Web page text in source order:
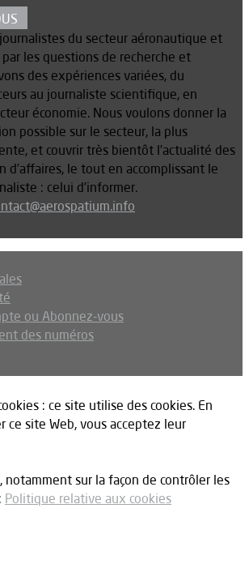
du secteur aéronautique et
les questions de recherche et
des expériences variées, du
au journaliste scientifique, en
économie. Nous voulons donner la
possible sur le secteur, la plus
et couvrir très bientôt l’actualité des
d’affaires, le tout en accomplissant le
: celui d’informer.
ou Abonnez-vous
des numéros
: ce site utilise des cookies. En
ce site Web, vous acceptez leur
notamment sur la façon de contrôler les
Politique relative aux cookies